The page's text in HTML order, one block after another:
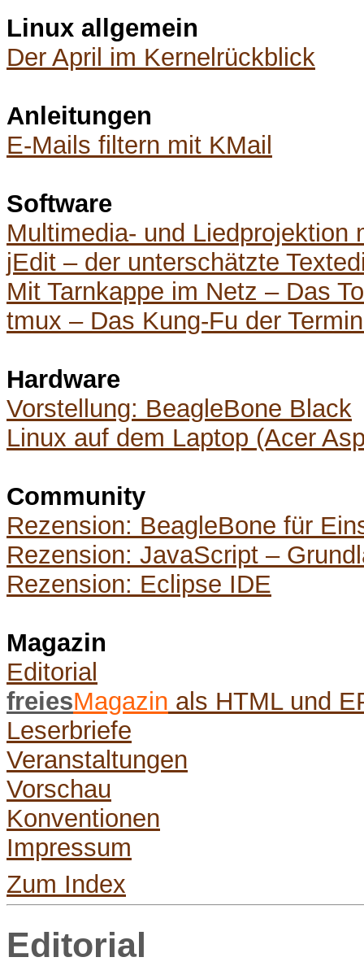
Linux allgemein
Der April im Kernelrückblick
Anleitungen
E-Mails filtern mit KMail
Software
Multimedia- und Liedprojektion
jEdit – der unterschätzte
Mit Tarnkappe im Netz – Das
tmux – Das Kung-Fu der
Hardware
Vorstellung: BeagleBone Black
Linux auf dem Laptop (Acer
Community
Rezension: BeagleBone für
Rezension: JavaScript –
Rezension: Eclipse IDE
Magazin
Editorial
freiesMagazin als HTML und
Leserbriefe
Veranstaltungen
Vorschau
Konventionen
Impressum
Zum Index
Editorial